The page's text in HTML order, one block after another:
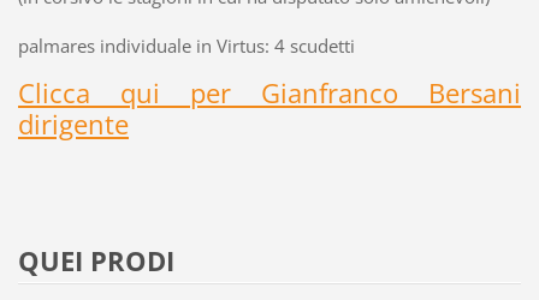
palmares individuale in Virtus: 4 scudetti
Clicca qui per Gianfranco Bersani
dirigente
QUEI PRODI